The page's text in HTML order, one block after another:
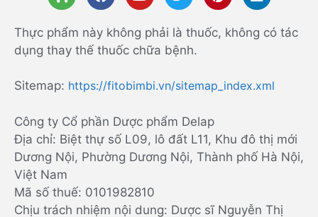
Thực phẩm này không phải là thuốc, không có tác
dụng thay thế thuốc chữa bệnh.
Sitemap: https://fitobimbi.vn/sitemap_index.xml
Công ty Cổ phần Dược phẩm Delap
Địa chỉ: Biệt thự số L09, lô đất L11, Khu đô thị mới
Dương Nội, Phường Dương Nội, Thành phố Hà Nội,
Việt Nam
Mã số thuế: 0101982810
Chịu trách nhiệm nội dung: Dược sĩ Nguyễn Thị